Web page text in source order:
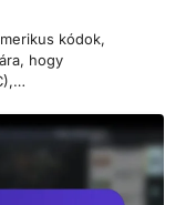
kódok,
hogy